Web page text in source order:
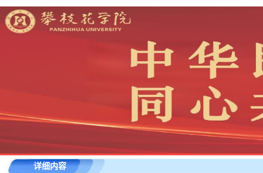
详细内容